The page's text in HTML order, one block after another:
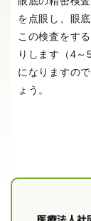
を点眼し、眼
この検査をす
りします（4
になりますの
ょう。